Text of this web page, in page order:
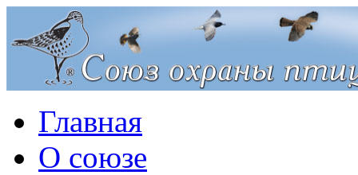
Главная
О союзе